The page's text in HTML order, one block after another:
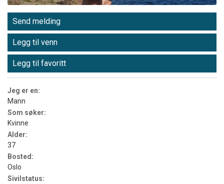
Send melding
Legg til venn
Legg til favoritt
Jeg er en:
Mann
Som søker:
Kvinne
Alder:
37
Bosted:
Oslo
Sivilstatus: